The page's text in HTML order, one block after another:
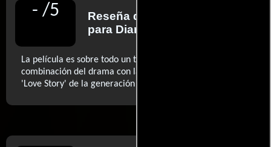
- /5 Reseña de
para Diario El País
La película es sobre todo un triunfo del tono, de la
combinación del drama con la comedia. (...) podría ser el
'Love Story' de la generación 'hipster'